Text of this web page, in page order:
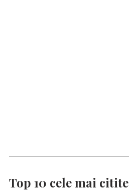
Top 10 cele mai citite